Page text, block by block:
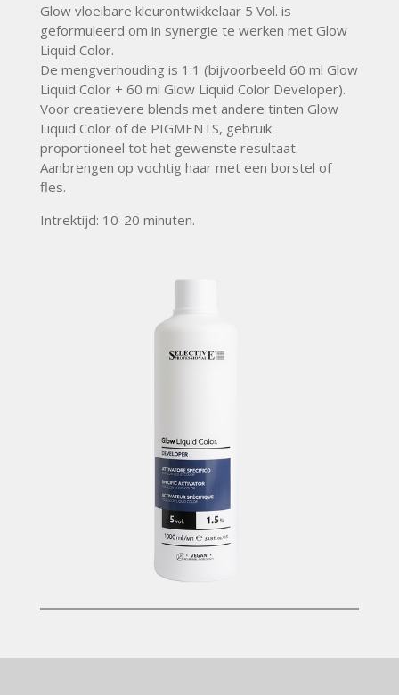
Glow vloeibare kleurontwikkelaar 5 Vol. is
geformuleerd om in synergie te werken met Glow
Liquid Color.
De mengverhouding is 1:1 (bijvoorbeeld 60 ml Glow
Liquid Color + 60 ml Glow Liquid Color Developer).
Voor creatievere blends met andere tinten Glow
Liquid Color of de PIGMENTS, gebruik
proportioneel tot het gewenste resultaat.
Aanbrengen op vochtig haar met een borstel of
fles.
Intrektijd: 10-20 minuten.